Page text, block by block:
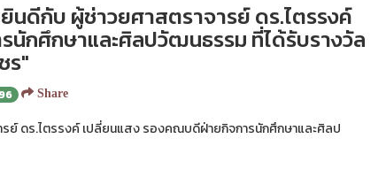
ดีกับ ผู้ช่าวยศาสตราจารย์ ดร.ไตรรงค์
กศึกษาและศิลปวัฒนธรรม ที่ได้รับรางวัล
ร"
Share
ดร.ไตรรงค์ เปลี่ยนแสง รองคณบดีฝ่ายกิจการนักศึกษาและศิลป